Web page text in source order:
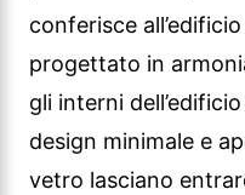
conferisce
progettato in
gli interni
design minimale e
vetro lasciano